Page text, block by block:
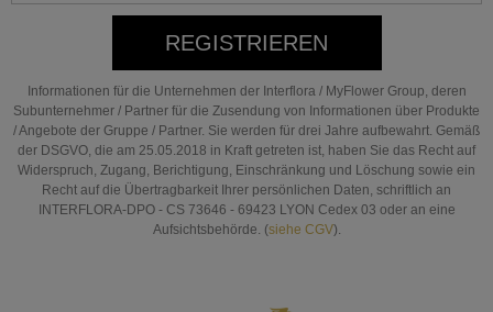
REGISTRIEREN
Informationen für die Unternehmen der Interflora / MyFlower Group, deren
Subunternehmer / Partner für die Zusendung von Informationen über Produkte
/ Angebote der Gruppe / Partner. Sie werden für drei Jahre aufbewahrt. Gemäß
der DSGVO, die am 25.05.2018 in Kraft getreten ist, haben Sie das Recht auf
Widerspruch, Zugang, Berichtigung, Einschränkung und Löschung sowie ein
Recht auf die Übertragbarkeit Ihrer persönlichen Daten, schriftlich an
INTERFLORA-DPO - CS 73646 - 69423 LYON Cedex 03 oder an eine
Aufsichtsbehörde. (siehe CGV).